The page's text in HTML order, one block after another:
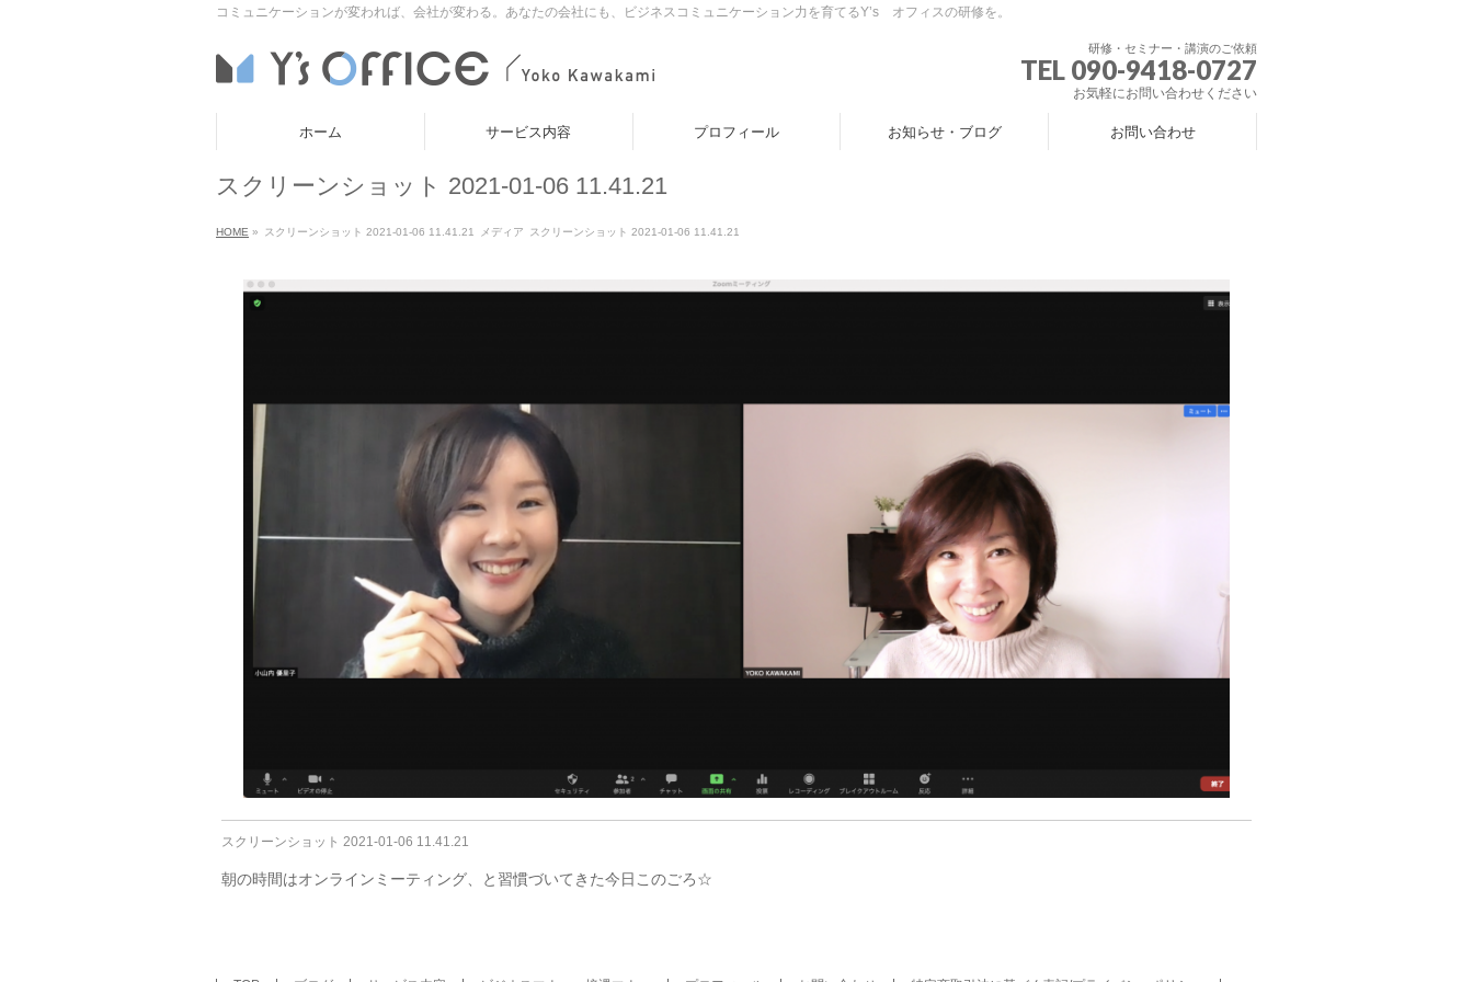
コミュニケーションが変われば、会社が変わる。あなたの会社にも、ビジネスコミュニケーション力を育てるY’s オフィスの研修を。
研修・セミナー・講演のご依頼
TEL 090-9418-0727
お気軽にお問い合わせください
ホーム サービス内容 プロフィール お知らせ・ブログ お問い合わせ
スクリーンショット 2021-01-06 11.41.21
HOME » スクリーンショット 2021-01-06 11.41.21 メディア スクリーンショット 2021-01-06 11.41.21
スクリーンショット 2021-01-06 11.41.21
朝の時間はオンラインミーティング、と習慣づいてきた今日このごろ☆